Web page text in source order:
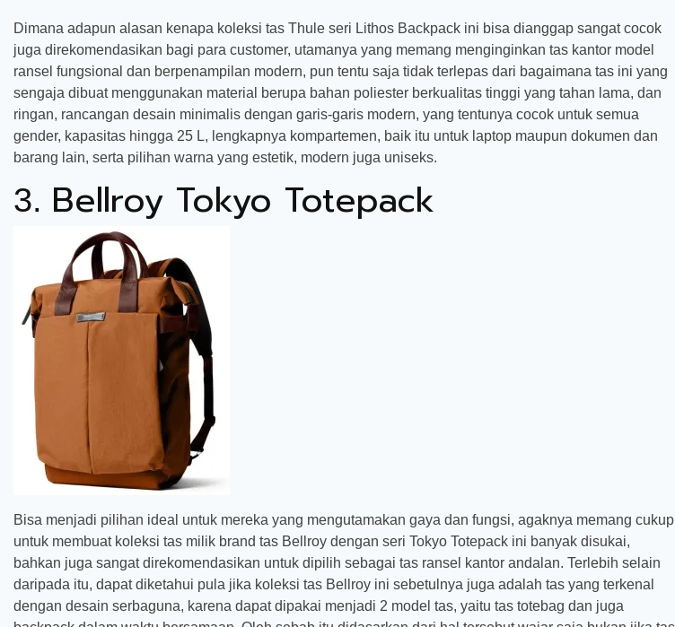
Dimana adapun alasan kenapa koleksi tas Thule seri Lithos Backpack ini bisa dianggap sangat cocok
juga direkomendasikan bagi para customer, utamanya yang memang menginginkan tas kantor model
ransel fungsional dan berpenampilan modern, pun tentu saja tidak terlepas dari bagaimana tas ini yang
sengaja dibuat menggunakan material berupa bahan poliester berkualitas tinggi yang tahan lama, dan
ringan, rancangan desain minimalis dengan garis-garis modern, yang tentunya cocok untuk semua
gender, kapasitas hingga 25 L, lengkapnya kompartemen, baik itu untuk laptop maupun dokumen dan
barang lain, serta pilihan warna yang estetik, modern juga uniseks.
3. Bellroy Tokyo Totepack
Bisa menjadi pilihan ideal untuk mereka yang mengutamakan gaya dan fungsi, agaknya memang cukup
untuk membuat koleksi tas milik brand tas Bellroy dengan seri Tokyo Totepack ini banyak disukai,
bahkan juga sangat direkomendasikan untuk dipilih sebagai tas ransel kantor andalan. Terlebih selain
daripada itu, dapat diketahui pula jika koleksi tas Bellroy ini sebetulnya juga adalah tas yang terkenal
dengan desain serbaguna, karena dapat dipakai menjadi 2 model tas, yaitu tas totebag dan juga